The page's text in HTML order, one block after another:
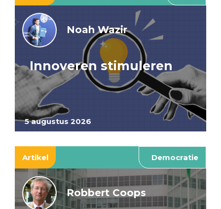
5 augustus 2026
Noah Wazir
Innoveren stimuleren
Artikel Democratie
Robbert Coops